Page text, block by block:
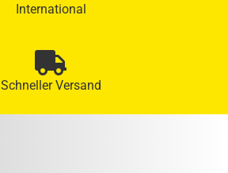
International
Schneller Versand